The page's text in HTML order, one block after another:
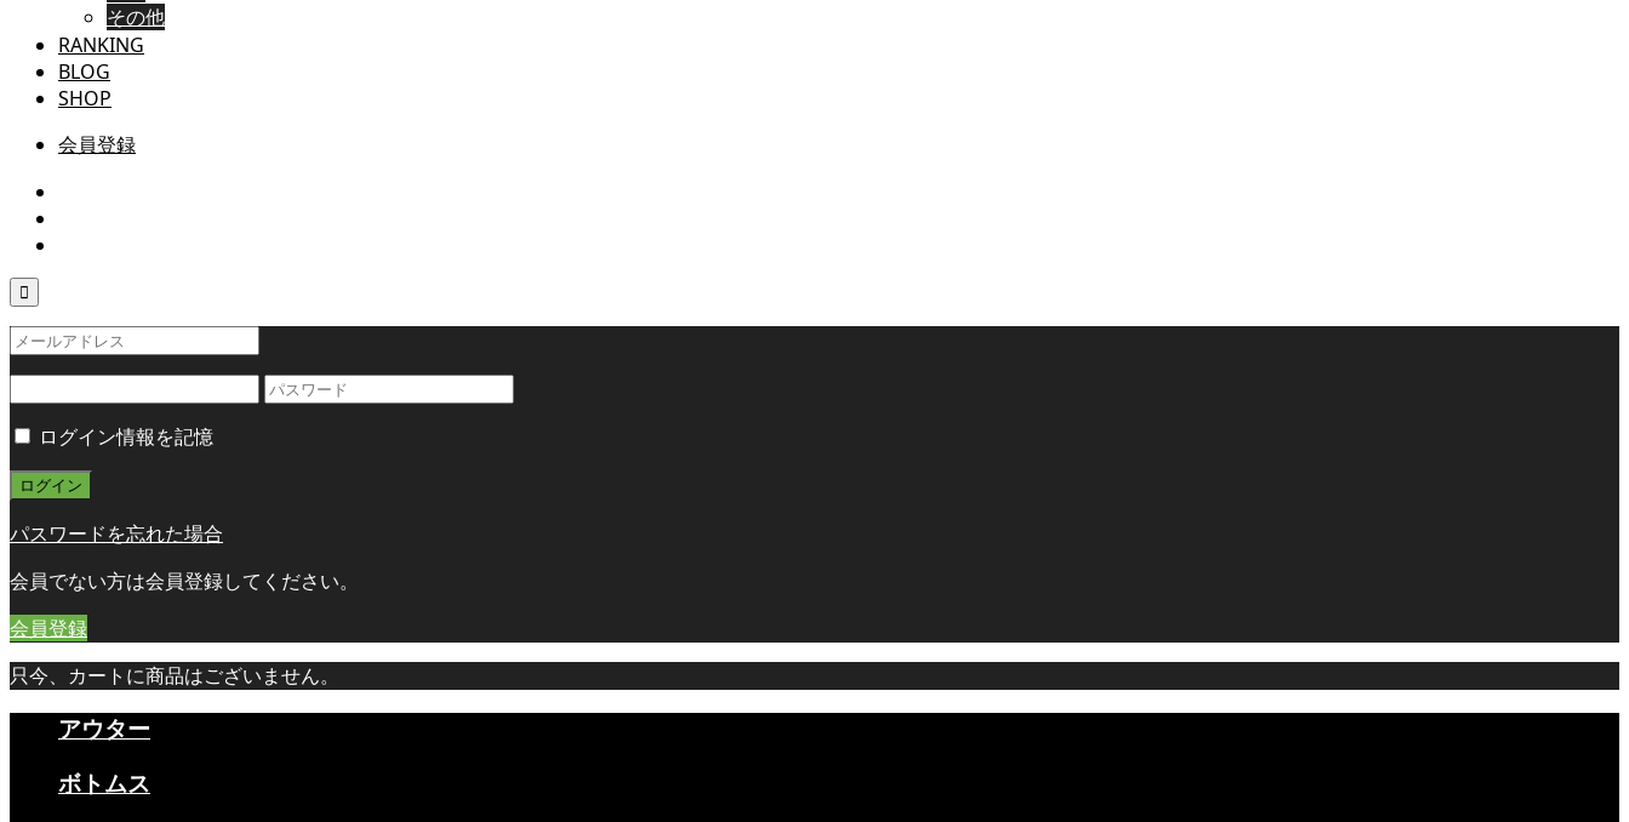
その他
RANKING
BLOG
SHOP
会員登録

ログイン情報を記憶
パスワードを忘れた場合
会員でない方は会員登録してください。
会員登録
只今、カートに商品はございません。
アウター
ボトムス